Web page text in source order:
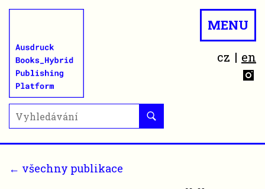
cz en
MENU
← všechny publikace